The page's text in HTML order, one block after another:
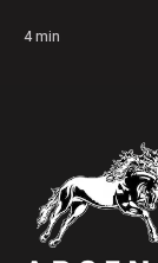
4min